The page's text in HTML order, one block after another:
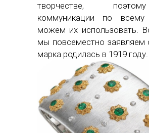
творчестве,
коммуникации по
можем их использовать.
мы повсеместно заявляем
марка родилась в 1919 году.